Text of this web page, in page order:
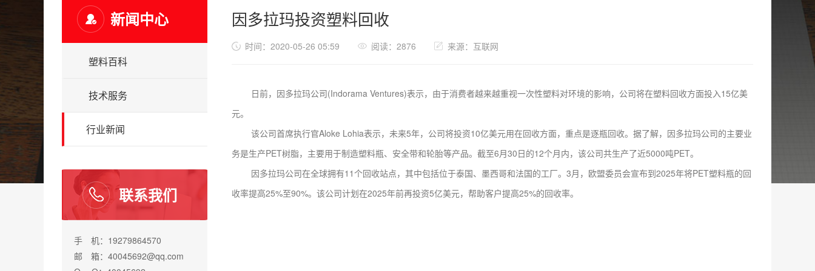
新闻中心
塑料百科
技术服务
行业新闻
联系我们
手 机：19279864570
邮 箱：40045692@qq.com
因多拉玛投资塑料回收
时间：2020-05-26 05:59 阅读：2876 来源：互联网
日前，因多拉玛公司(Indorama Ventures)表示，由于消费者越来越重视一次性塑料对环境的影响，公司将在塑料回收方面投入15亿美
元。
该公司首席执行官Aloke Lohia表示，未来5年，公司将投资10亿美元用在回收方面，重点是逐瓶回收。据了解，因多拉玛公司的主要业
务是生产PET树脂，主要用于制造塑料瓶、安全带和轮胎等产品。截至6月30日的12个月内，该公司共生产了近5000吨PET。
因多拉玛公司在全球拥有11个回收站点，其中包括位于泰国、墨西哥和法国的工厂。3月，欧盟委员会宣布到2025年将PET塑料瓶的回
收率提高25%至90%。该公司计划在2025年前再投资5亿美元，帮助客户提高25%的回收率。